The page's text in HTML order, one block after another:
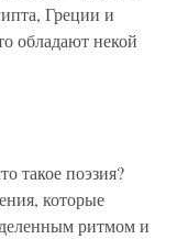
Греции и
обладают некой
такое поэзия?
которые
ритмом и